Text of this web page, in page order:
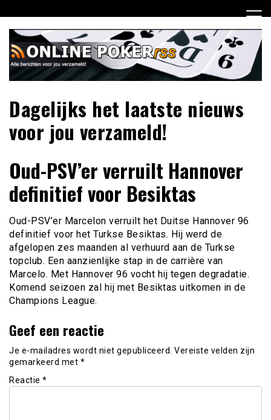
naar
inhoud
Dagelijks het laatste nieuws
voor jou verzameld!
Oud-PSV’er verruilt Hannover
definitief voor Besiktas
Oud-PSV’er Marcelon verruilt het Duitse Hannover 96
definitief voor het Turkse Besiktas. Hij werd de
afgelopen zes maanden al verhuurd aan de Turkse
topclub. Een aanzienlijke stap in de carrière van
Marcelo. Met Hannover 96 vocht hij tegen degradatie.
Komend seizoen zal hij met Besiktas uitkomen in de
Champions League.
Geef een reactie
Je e-mailadres wordt niet gepubliceerd. Vereiste velden zijn
gemarkeerd met *
Reactie *